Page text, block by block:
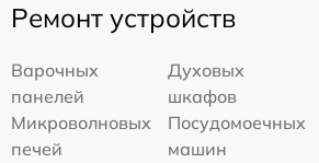
Ремонт устройств
Варочных
панелей
Духовых
шкафов
Микроволновых
печей
Посудомоечных
машин